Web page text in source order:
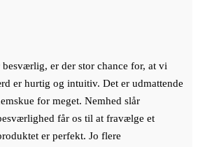
er der stor chance for, at vi
er hurtig og intuitiv. Det er udmattende
for meget. Nemhed slår
får os til at fravælge et
er perfekt. Jo flere